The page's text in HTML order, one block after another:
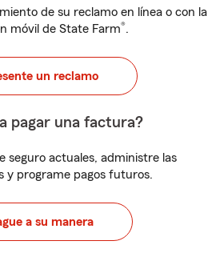
de su reclamo en línea o con la
móvil de State Farm®.
un reclamo
pagar una factura?
seguro actuales, administre las
y programe pagos futuros.
a su manera